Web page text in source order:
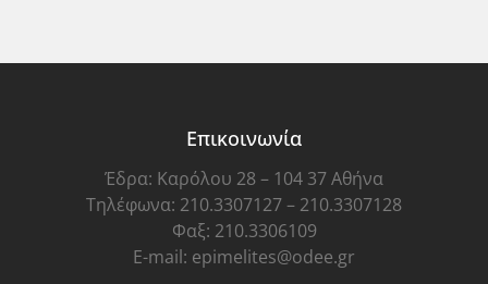
Επικοινωνία
Έδρα: Καρόλου 28 – 104 37 Αθήνα
Τηλέφωνα: 210.3307127 – 210.3307128
Φαξ: 210.3306109
E-mail: epimelites@odee.gr